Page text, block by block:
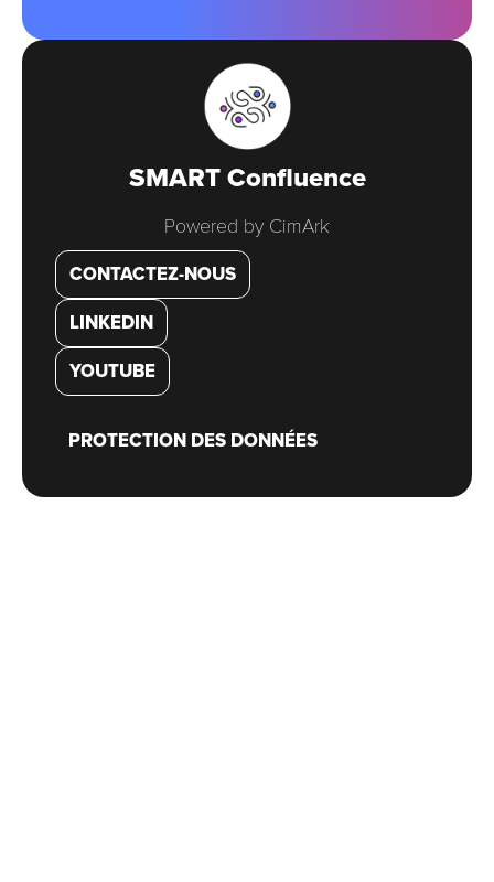
SMART Confluence
Powered by CimArk
CONTACTEZ-NOUS
LINKEDIN
YOUTUBE
PROTECTION DES DONNÉES